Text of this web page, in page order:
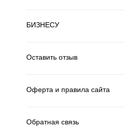
БИЗНЕСУ
Оставить отзыв
Оферта и правила сайта
Обратная связь